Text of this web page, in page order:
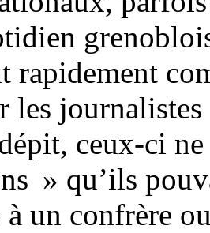
rapidement
les
ceux-ci
» qu’ils
à un confrère